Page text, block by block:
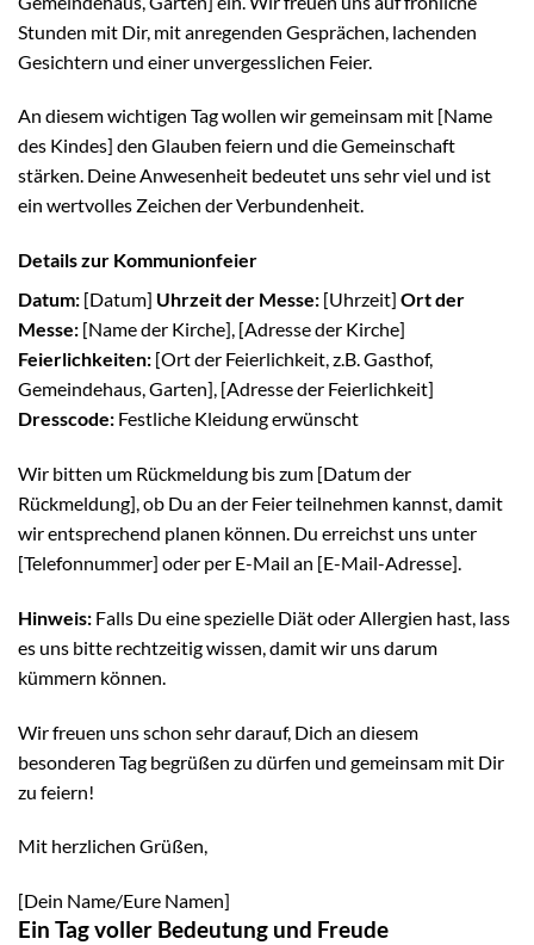
Stunden mit Dir, mit anregenden Gesprächen, lachenden
Gesichtern und einer unvergesslichen Feier.
An diesem wichtigen Tag wollen wir gemeinsam mit [Name
des Kindes] den Glauben feiern und die Gemeinschaft
stärken. Deine Anwesenheit bedeutet uns sehr viel und ist
ein wertvolles Zeichen der Verbundenheit.
Details zur Kommunionfeier
Datum: [Datum] Uhrzeit der Messe: [Uhrzeit] Ort der
Messe: [Name der Kirche], [Adresse der Kirche]
Feierlichkeiten: [Ort der Feierlichkeit, z.B. Gasthof,
Gemeindehaus, Garten], [Adresse der Feierlichkeit]
Dresscode: Festliche Kleidung erwünscht
Wir bitten um Rückmeldung bis zum [Datum der
Rückmeldung], ob Du an der Feier teilnehmen kannst, damit
wir entsprechend planen können. Du erreichst uns unter
[Telefonnummer] oder per E-Mail an [E-Mail-Adresse].
Hinweis: Falls Du eine spezielle Diät oder Allergien hast, lass
es uns bitte rechtzeitig wissen, damit wir uns darum
kümmern können.
Wir freuen uns schon sehr darauf, Dich an diesem
besonderen Tag begrüßen zu dürfen und gemeinsam mit Dir
zu feiern!
Mit herzlichen Grüßen,
[Dein Name/Eure Namen]
Ein Tag voller Bedeutung und Freude